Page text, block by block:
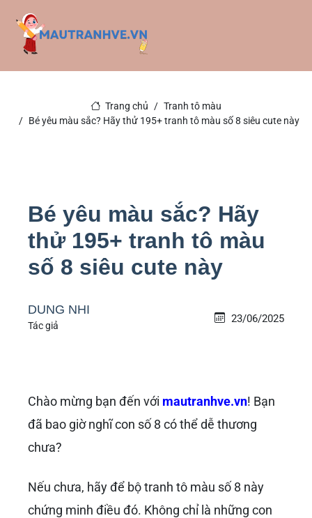
Trang chủ
Tranh tô màu
Bé yêu màu sắc? Hãy thử 195+ tranh tô màu số 8 siêu cute này
Bé yêu màu sắc? Hãy
thử 195+ tranh tô màu
số 8 siêu cute này
DUNG NHI
Tác giả
23/06/2025
Chào mừng bạn đến với mautranhve.vn! Bạn
đã bao giờ nghĩ con số 8 có thể dễ thương
chưa?
Nếu chưa, hãy để bộ tranh tô màu số 8 này
chứng minh điều đó. Không chỉ là những con